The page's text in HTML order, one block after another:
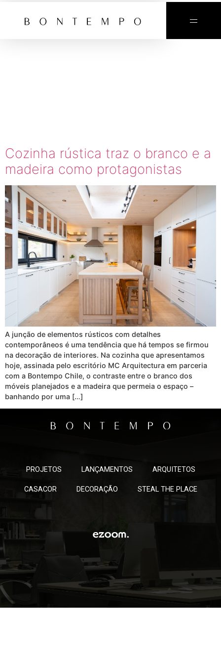
Cozinha rústica traz o branco e a
madeira como protagonistas
A junção de elementos rústicos com detalhes
contemporâneos é uma tendência que há tempos se firmou
na decoração de interiores. Na cozinha que apresentamos
hoje, assinada pelo escritório MC Arquitectura em parceria
com a Bontempo Chile, o contraste entre o branco dos
móveis planejados e a madeira que permeia o espaço –
banhando por uma […]
PROJETOS LANÇAMENTOS ARQUITETOS
CASACOR DECORAÇÃO STEAL THE PLACE